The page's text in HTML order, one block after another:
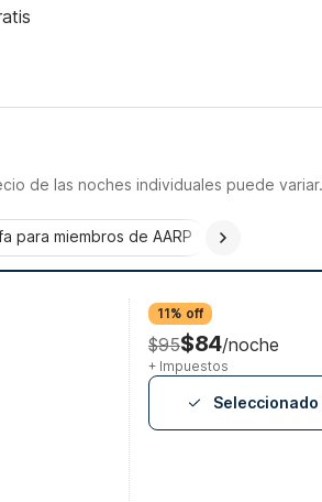
de las noches individuales puede variar.
para miembros de AARP
11% off
$95$84/noche
+ Impuestos
Seleccionado